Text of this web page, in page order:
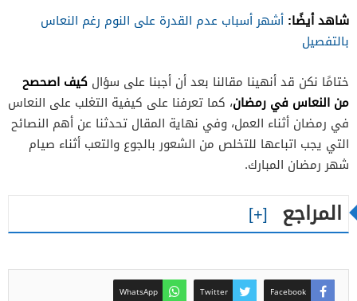
شاهد أيضًا: أشهر أسباب عدم القدرة على النوم رغم النعاس
بالتفصيل
ختامًا نكن قد أنهينا مقالنا بعد أن أجبنا على سؤال كيف اصحصح
من النعاس في رمضان، كما تعرفنا على كيفية التغلب على النعاس
في رمضان أثناء العمل، وفي نهاية المقال تحدثنا عن أهم النصائح
التي يجب اتباعها للتخلص من الشعور بالجوع والتعب أثناء صيام
شهر رمضان المبارك.
المراجع
Facebook
Twitter
WhatsApp